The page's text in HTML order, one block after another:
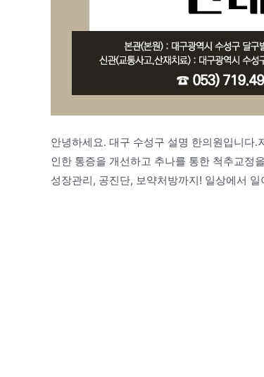
안녕하세요. 대구 수성구 설명 한의원입니다
인한 통증을 개선하고 추나를 통한 척추교정
성장관리, 공진단, 보약처방까지! 일상에서